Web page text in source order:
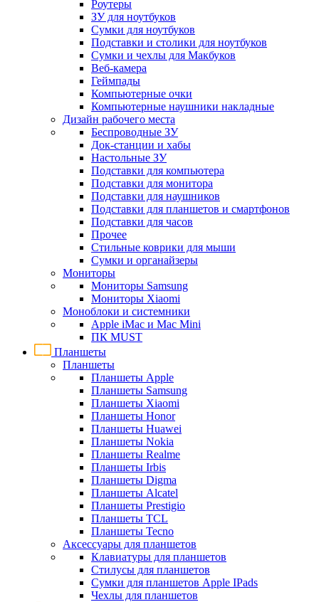
Роутеры
ЗУ для ноутбуков
Сумки для ноутбуков
Подставки и столики для ноутбуков
Сумки и чехлы для Макбуков
Веб-камера
Геймпады
Компьютерные очки
Компьютерные наушники накладные
Дизайн рабочего места
Беспроводные ЗУ
Док-станции и хабы
Настольные ЗУ
Подставки для компьютера
Подставки для монитора
Подставки для наушников
Подставки для планшетов и смартфонов
Подставки для часов
Прочее
Стильные коврики для мыши
Сумки и органайзеры
Мониторы
Мониторы Samsung
Мониторы Xiaomi
Моноблоки и системники
Apple iMac и Mac Mini
ПК MUST
Планшеты
Планшеты
Планшеты Apple
Планшеты Samsung
Планшеты Xiaomi
Планшеты Honor
Планшеты Huawei
Планшеты Nokia
Планшеты Realme
Планшеты Irbis
Планшеты Digma
Планшеты Alcatel
Планшеты Prestigio
Планшеты TCL
Планшеты Tecno
Аксессуары для планшетов
Клавиатуры для планшетов
Стилусы для планшетов
Сумки для планшетов Apple IPads
Чехлы для планшетов